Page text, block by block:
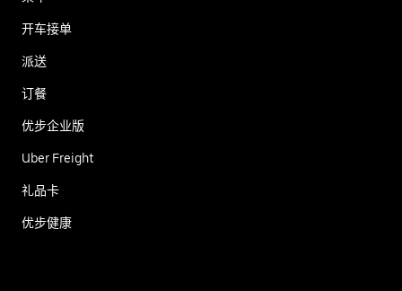
开车接单
派送
订餐
优步企业版
Uber Freight
礼品卡
优步健康